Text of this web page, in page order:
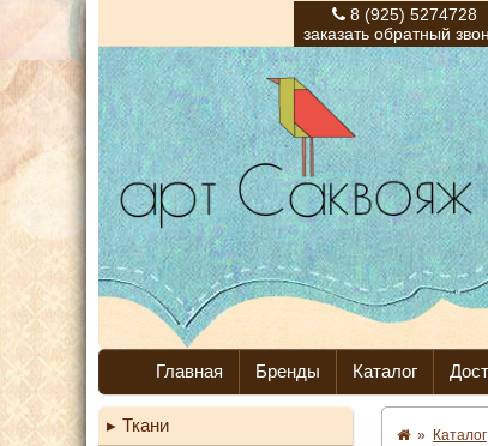
8 (925) 5274728
заказать обратный
Главная Бренды Каталог
Ткани
» Каталог